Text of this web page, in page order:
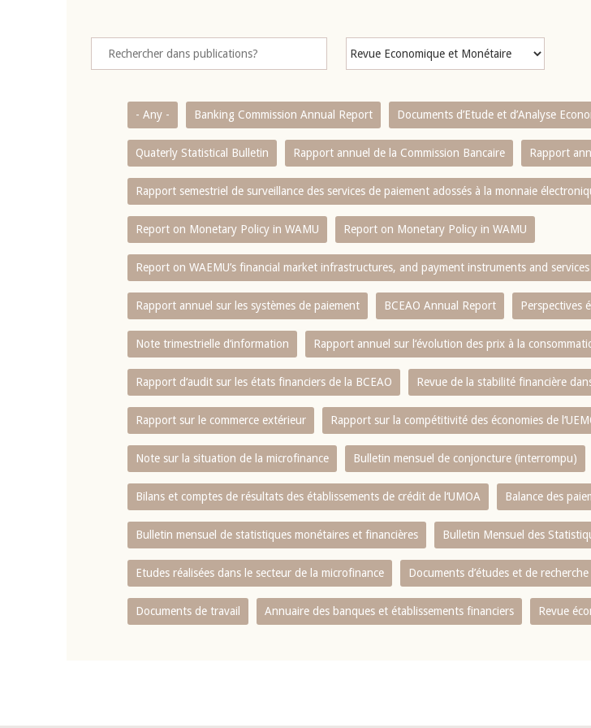
- Any - Banking Commission Annual Report Documents d’Etude et d’Analyse
Quaterly Statistical Bulletin Rapport annuel de la Commission Bancaire Rapport
Rapport semestriel de surveillance des services de paiement adossés à la monnaie
Report on Monetary Policy in WAMU Report on Monetary Policy in WAMU
Report on WAEMU’s financial market infrastructures, and payment instruments and services
Rapport annuel sur les systèmes de paiement BCEAO Annual Report Perspectives
Note trimestrielle d‘information Rapport annuel sur l‘évolution des prix à la
Rapport d‘audit sur les états financiers de la BCEAO Revue de la stabilité financière
Rapport sur le commerce extérieur Rapport sur la compétitivité des économies de
Note sur la situation de la microfinance Bulletin mensuel de conjoncture (interrompu)
Bilans et comptes de résultats des établissements de crédit de l‘UMOA Balance des
Bulletin mensuel de statistiques monétaires et financières Bulletin Mensuel des
Etudes réalisées dans le secteur de la microfinance Documents d’études et de
Documents de travail Annuaire des banques et établissements financiers Revue